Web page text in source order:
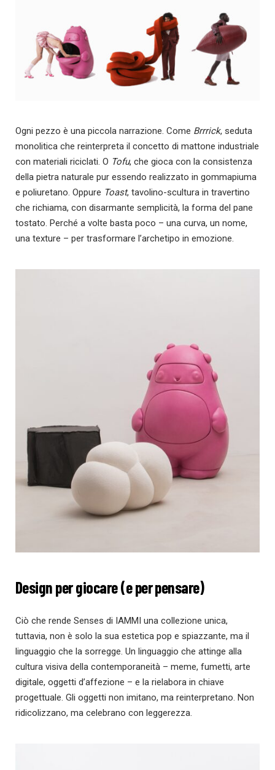
Ogni pezzo è una piccola narrazione. Come Brrrick, seduta
monolitica che reinterpreta il concetto di mattone industriale
con materiali riciclati. O Tofu, che gioca con la consistenza
della pietra naturale pur essendo realizzato in gommapiuma
e poliuretano. Oppure Toast, tavolino-scultura in travertino
che richiama, con disarmante semplicità, la forma del pane
tostato. Perché a volte basta poco – una curva, un nome,
una texture – per trasformare l’archetipo in emozione.
Design per giocare (e per pensare)
Ciò che rende Senses di IAMMI una collezione unica,
tuttavia, non è solo la sua estetica pop e spiazzante, ma il
linguaggio che la sorregge. Un linguaggio che attinge alla
cultura visiva della contemporaneità – meme, fumetti, arte
digitale, oggetti d’affezione – e la rielabora in chiave
progettuale. Gli oggetti non imitano, ma reinterpretano. Non
ridicolizzano, ma celebrano con leggerezza.